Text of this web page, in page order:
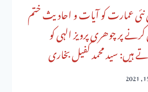
نئی عمارت کو آیات و احادیث ختم
پر چوھری پرویز الہی کو
ہیں: سید محمد کفیل بخاری